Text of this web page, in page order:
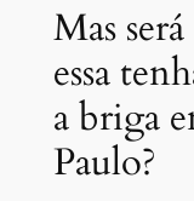
Mas
essa
a briga
Paulo?